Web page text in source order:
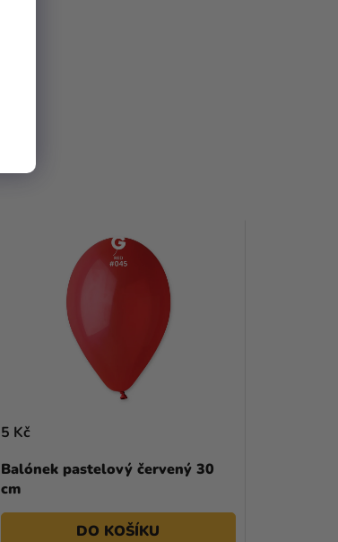
Balónek pastelový červený 30
cm
5 Kč
DO KOŠÍKU